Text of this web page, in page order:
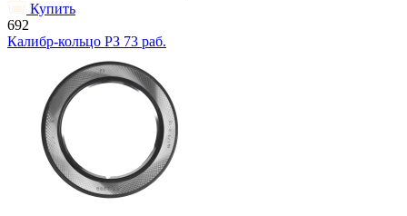
Купить
692
Калибр-кольцо РЗ 73 раб.